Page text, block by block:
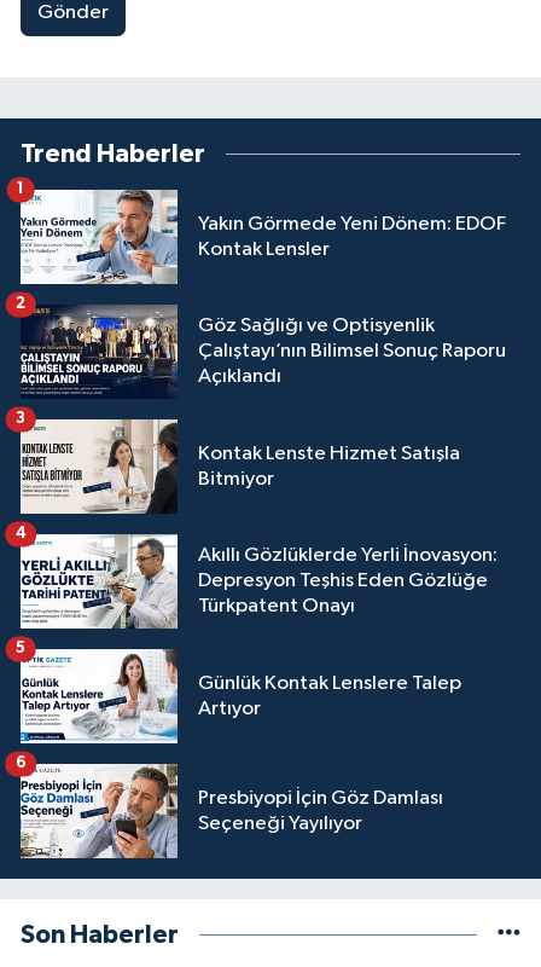
Gönder
Trend Haberler
Yakın Görmede Yeni Dönem: EDOF
Kontak Lensler
1
Göz Sağlığı ve Optisyenlik
Çalıştayı’nın Bilimsel Sonuç Raporu
Açıklandı
2
Kontak Lenste Hizmet Satışla
Bitmiyor
3
Akıllı Gözlüklerde Yerli İnovasyon:
Depresyon Teşhis Eden Gözlüğe
Türkpatent Onayı
4
Günlük Kontak Lenslere Talep
Artıyor
5
Presbiyopi İçin Göz Damlası
Seçeneği Yayılıyor
6
Son Haberler